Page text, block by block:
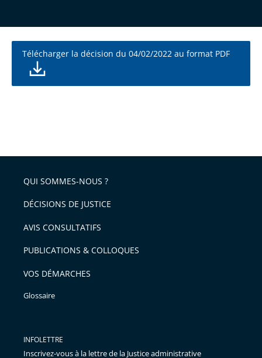
Télécharger la décision du 04/02/2022 au format PDF
QUI SOMMES-NOUS ?
DÉCISIONS DE JUSTICE
AVIS CONSULTATIFS
PUBLICATIONS & COLLOQUES
VOS DÉMARCHES
Glossaire
INFOLETTRE
Inscrivez-vous à la lettre de la Justice administrative